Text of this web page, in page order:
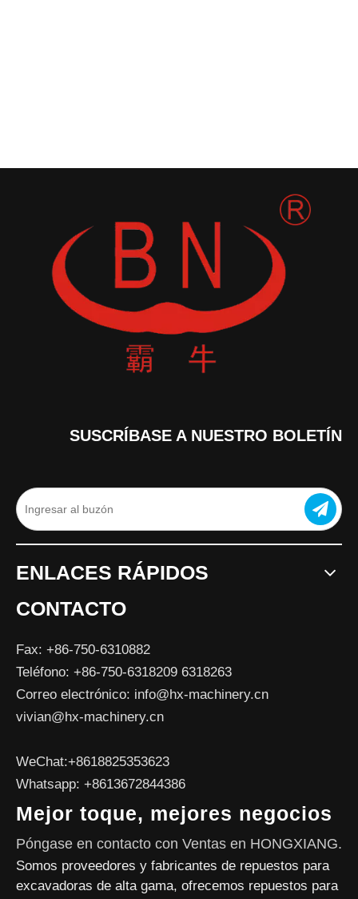
SUSCRÍBASE A NUESTRO BOLETÍN
ENLACES RÁPIDOS
CONTACTO
Fax: +86-750-6310882
Teléfono: +86-750-6318209 6318263
Correo electrónico: info@hx-machinery.cn
vivian@hx-machinery.cn
WeChat:+8618825353623
Whatsapp: +8613672844386
Mejor toque, mejores negocios
Póngase en contacto con Ventas en HONGXIANG.
Somos proveedores y fabricantes de repuestos para
excavadoras de alta gama, ofrecemos repuestos para